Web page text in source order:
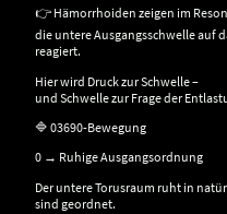
👉 Hämorrhoiden zeigen im
die untere Ausgangsschwelle auf
reagiert.
Hier wird Druck zur Schwelle –
und Schwelle zur Frage der
🔷 03690-Bewegung
0 → Ruhige Ausgangsordnung
Der untere Torusraum ruht in
sind geordnet.